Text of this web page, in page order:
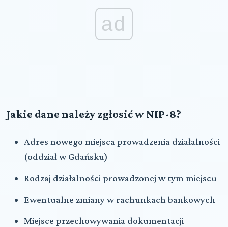
ad
Jakie dane należy zgłosić w NIP-8?
Adres nowego miejsca prowadzenia działalności
(oddział w Gdańsku)
Rodzaj działalności prowadzonej w tym miejscu
Ewentualne zmiany w rachunkach bankowych
Miejsce przechowywania dokumentacji